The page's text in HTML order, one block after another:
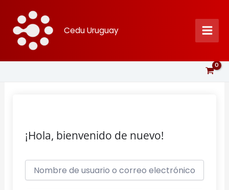
contenido
Cedu Uruguay
¡Hola, bienvenido de nuevo!